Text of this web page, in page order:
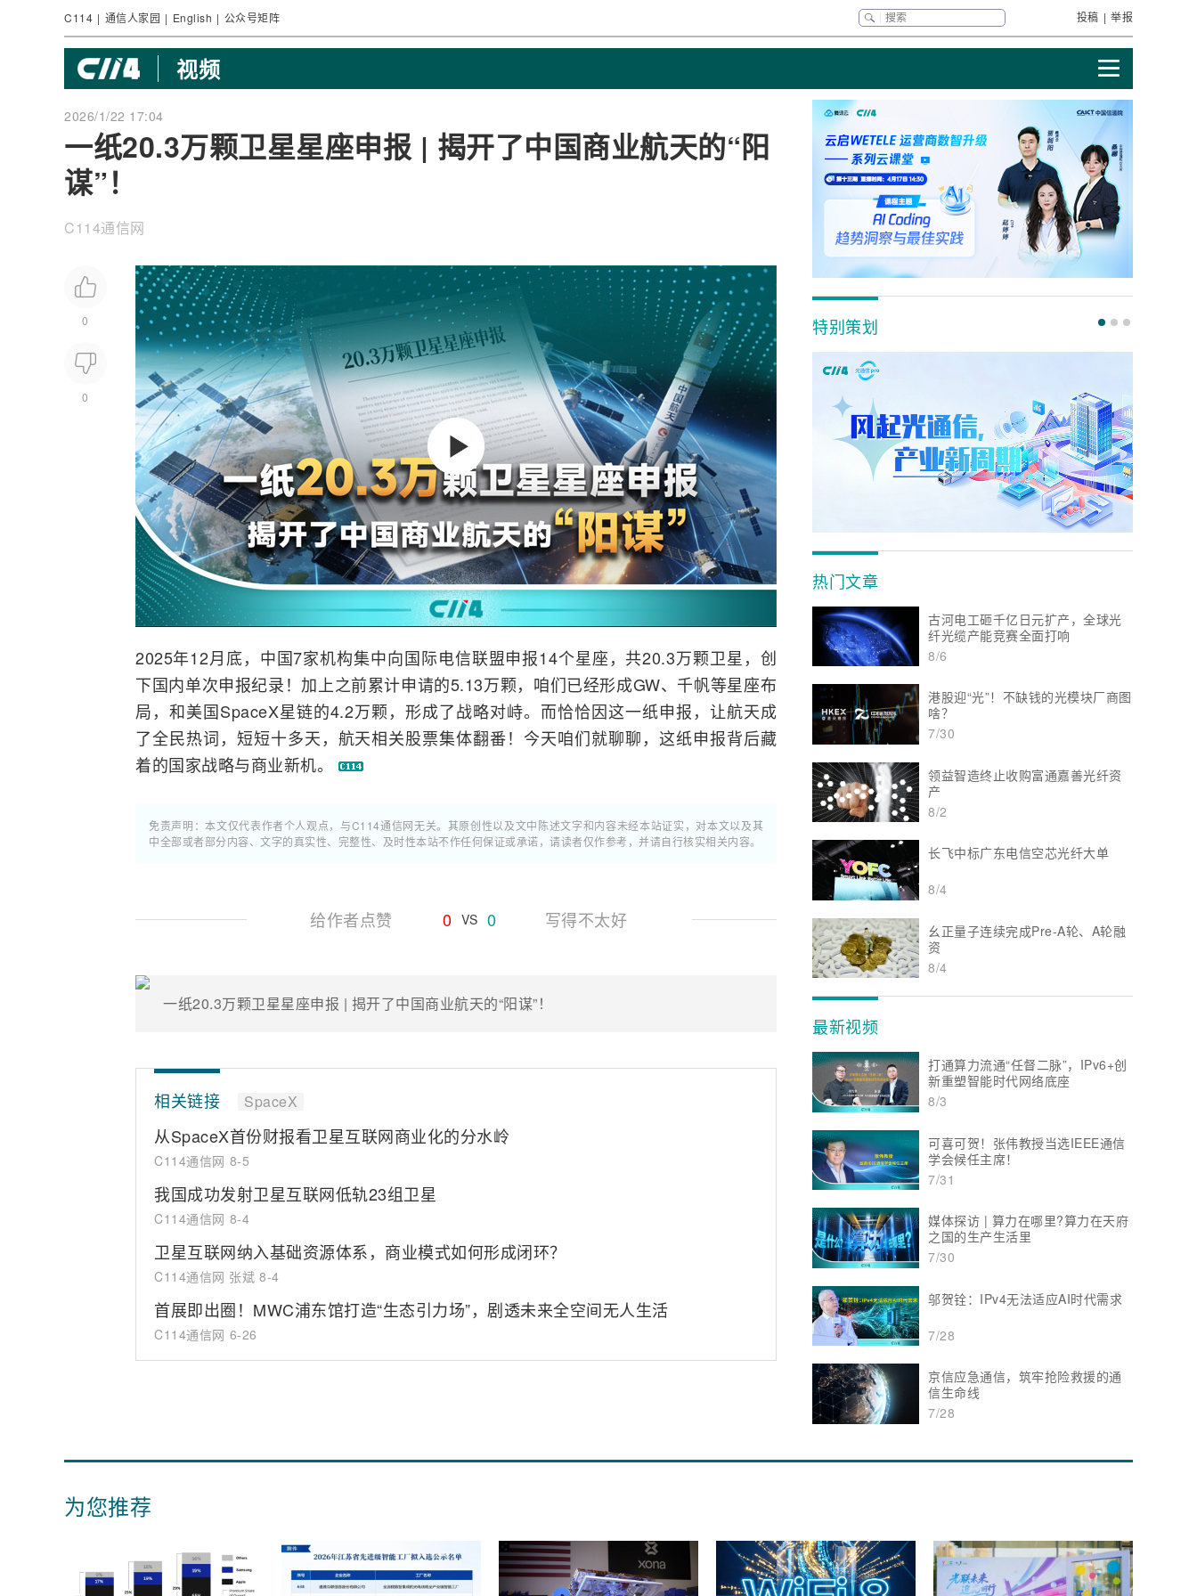
C114 | 通信人家园 | English | 公众号矩阵 投稿 | 举报
视频
2026/1/22 17:04
一纸20.3万颗卫星星座申报 | 揭开了中国商业航天的“阳
谋”！
C114通信网
0
0
2025年12月底，中国7家机构集中向国际电信联盟申报14个星座，共20.3万颗卫星，创
下国内单次申报纪录！加上之前累计申请的5.13万颗，咱们已经形成GW、千帆等星座布
局，和美国SpaceX星链的4.2万颗，形成了战略对峙。而恰恰因这一纸申报，让航天成
了全民热词，短短十多天，航天相关股票集体翻番！今天咱们就聊聊，这纸申报背后藏
着的国家战略与商业新机。
免责声明：本文仅代表作者个人观点，与C114通信网无关。其原创性以及文中陈述文字和内容未经本站证实，对本文以及其
中全部或者部分内容、文字的真实性、完整性、及时性本站不作任何保证或承诺，请读者仅作参考，并请自行核实相关内容。
给作者点赞 0 VS 0 写得不太好
一纸20.3万颗卫星星座申报 | 揭开了中国商业航天的“阳谋”！
相关链接 SpaceX
从SpaceX首份财报看卫星互联网商业化的分水岭
C114通信网 8-5
我国成功发射卫星互联网低轨23组卫星
C114通信网 8-4
卫星互联网纳入基础资源体系，商业模式如何形成闭环？
C114通信网 张斌 8-4
首展即出圈！MWC浦东馆打造“生态引力场”，剧透未来全空间无人生活
C114通信网 6-26
特别策划
热门文章
古河电工砸千亿日元扩产，全球光
纤光缆产能竞赛全面打响
8/6
港股迎“光”！不缺钱的光模块厂商图
啥？
7/30
领益智造终止收购富通嘉善光纤资
产
8/2
长飞中标广东电信空芯光纤大单
8/4
幺正量子连续完成Pre-A轮、A轮融
资
8/4
最新视频
打通算力流通“任督二脉”，IPv6+创
新重塑智能时代网络底座
8/3
可喜可贺！张伟教授当选IEEE通信
学会候任主席！
7/31
媒体探访 | 算力在哪里?算力在天府
之国的生产生活里
7/30
邬贺铨：IPv4无法适应AI时代需求
7/28
京信应急通信，筑牢抢险救援的通
信生命线
7/28
为您推荐